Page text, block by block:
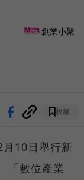
創業小聚
收藏
10日舉行新
「數位產業